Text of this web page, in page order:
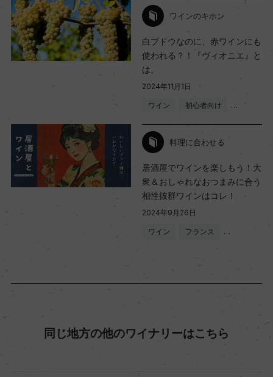
ワインのキホン
白ブドウなのに、赤ワインにも
使われる？！『ヴィオニエ』と
は。
2024年11月1日
ワイン 初心者向け …
料理に合わせる
居酒屋でワインを楽しもう！大
衆＆おしゃれなおつまみに合う
相性抜群ワインはコレ！
2024年9月26日
ワイン フランス …
同じ地方の他のワイナリーはこちら